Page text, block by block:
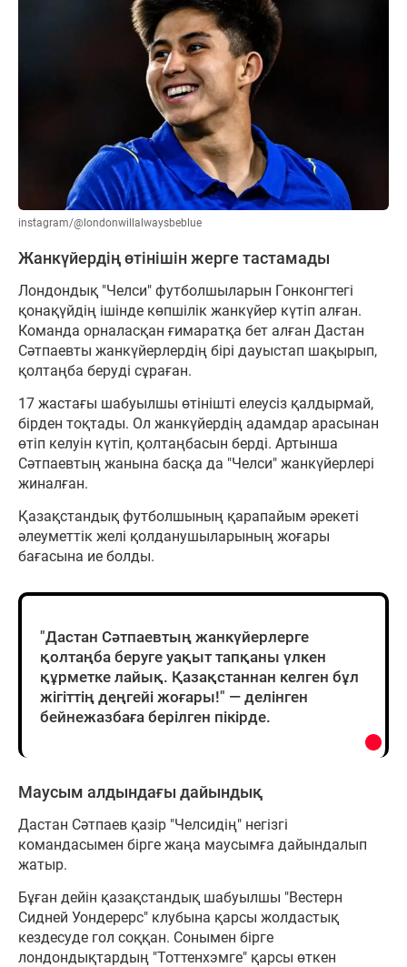
instagram/@londonwillalwaysbeblue
Жанкүйердің өтінішін жерге тастамады
Лондондық "Челси" футболшыларын Гонконгтегі
қонақүйдің ішінде көпшілік жанкүйер күтіп алған.
Команда орналасқан ғимаратқа бет алған Дастан
Сәтпаевты жанкүйерлердің бірі дауыстап шақырып,
қолтаңба беруді сұраған.
17 жастағы шабуылшы өтінішті елеусіз қалдырмай,
бірден тоқтады. Ол жанкүйердің адамдар арасынан
өтіп келуін күтіп, қолтаңбасын берді. Артынша
Сәтпаевтың жанына басқа да "Челси" жанкүйерлері
жиналған.
Қазақстандық футболшының қарапайым әрекеті
әлеуметтік желі қолданушыларының жоғары
бағасына ие болды.
"Дастан Сәтпаевтың жанкүйерлерге
қолтаңба беруге уақыт тапқаны үлкен
құрметке лайық. Қазақстаннан келген бұл
жігіттің деңгейі жоғары!" — делінген
бейнежазбаға берілген пікірде.
Маусым алдындағы дайындық
Дастан Сәтпаев қазір "Челсидің" негізгі
командасымен бірге жаңа маусымға дайындалып
жатыр.
Бұған дейін қазақстандық шабуылшы "Вестерн
Сидней Уондерерс" клубына қарсы жолдастық
кездесуде гол соққан. Сонымен бірге
лондондықтардың "Тоттенхэмге" қарсы өткен